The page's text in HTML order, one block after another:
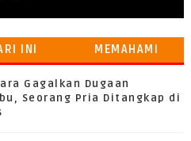
INI
MEMAHAMI
Gagalkan Dugaan
Seorang Pria Ditangkap di